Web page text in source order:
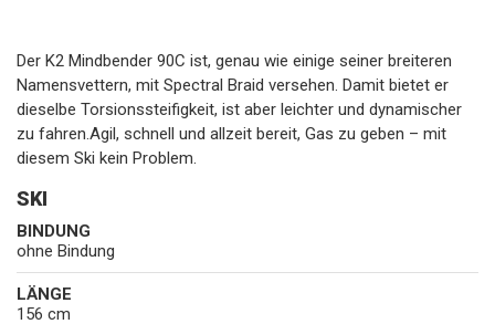
Der K2 Mindbender 90C ist, genau wie einige seiner breiteren
Namensvettern, mit Spectral Braid versehen. Damit bietet er
dieselbe Torsionssteifigkeit, ist aber leichter und dynamischer
zu fahren.Agil, schnell und allzeit bereit, Gas zu geben – mit
diesem Ski kein Problem.
SKI
BINDUNG
ohne Bindung
LÄNGE
156 cm